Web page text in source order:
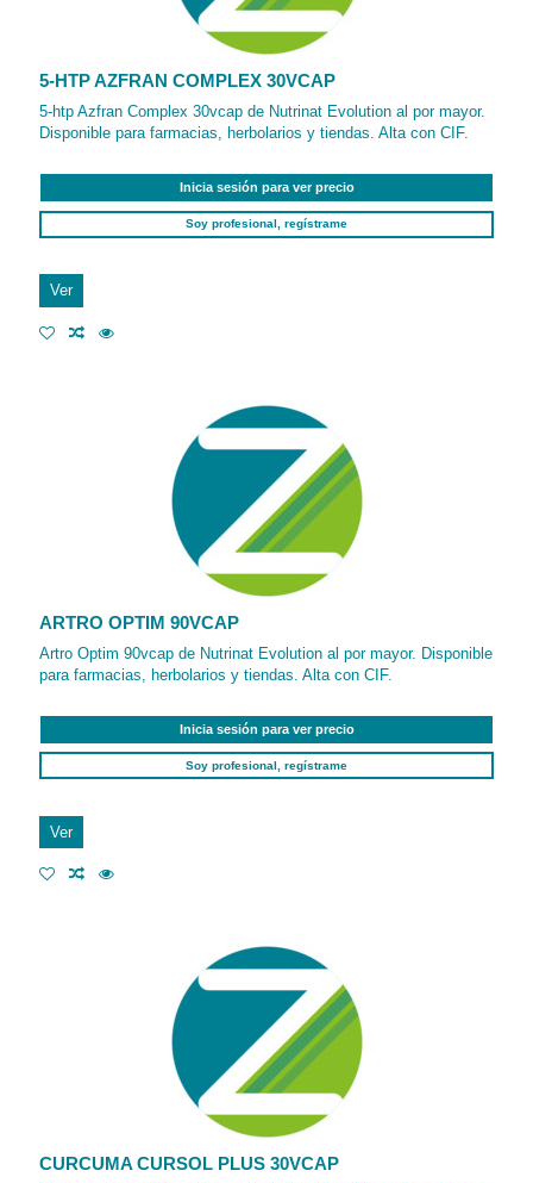
5-HTP AZFRAN COMPLEX 30VCAP
5-htp Azfran Complex 30vcap de Nutrinat Evolution al por mayor.
Disponible para farmacias, herbolarios y tiendas. Alta con CIF.
Inicia sesión para ver precio
Soy profesional, regístrame
Ver
ARTRO OPTIM 90VCAP
Artro Optim 90vcap de Nutrinat Evolution al por mayor. Disponible
para farmacias, herbolarios y tiendas. Alta con CIF.
Inicia sesión para ver precio
Soy profesional, regístrame
Ver
CURCUMA CURSOL PLUS 30VCAP